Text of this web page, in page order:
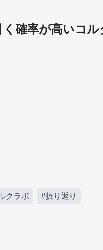
確率が高いコ
クラボ #振り返り